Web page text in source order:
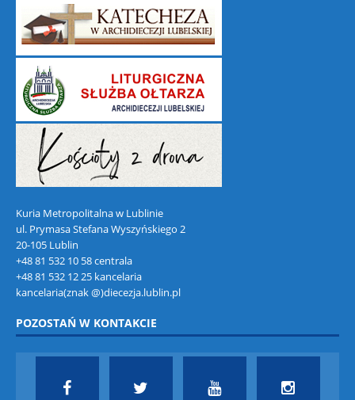
Kuria Metropolitalna w Lublinie
ul. Prymasa Stefana Wyszyńskiego 2
20-105 Lublin
+48 81 532 10 58 centrala
+48 81 532 12 25 kancelaria
kancelaria(znak @)diecezja.lublin.pl
POZOSTAŃ W KONTAKCIE